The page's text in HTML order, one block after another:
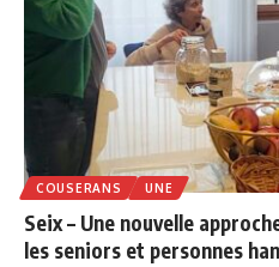
COUSERANS UNE
Seix – Une nouvelle
les seniors et personnes